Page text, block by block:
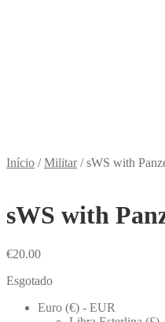
Início /Militar/sWS with
sWS with
€20.00
Esgotado
Euro (€) - EUR